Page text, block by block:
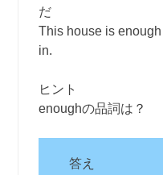
だ
This house is
in.
ヒント
enoughの品詞は？
答え